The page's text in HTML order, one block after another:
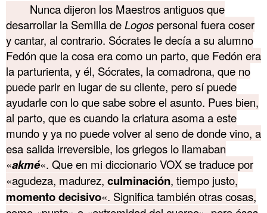
Nunca dijeron los Maestros antiguos que
desarrollar la Semilla deLogos personal fuera coser
y cantar, al contrario. Sócrates le decía a su alumno
Fedón que la cosa era como un parto, que Fedón era
la parturienta, y él, Sócrates, la comadrona, que no
puede parir en lugar de su cliente, pero sí puede
ayudarle con lo que sabe sobre el asunto. Pues bien,
al parto, que es cuando la criatura asoma a este
mundo y ya no puede volver al seno de donde vino, a
esa salida irreversible, los griegos lo llamaban
«akmé«. Que en mi diccionario VOX se traduce por
«agudeza, madurez, culminación, tiempo justo,
momento decisivo«. Significa también otras cosas,